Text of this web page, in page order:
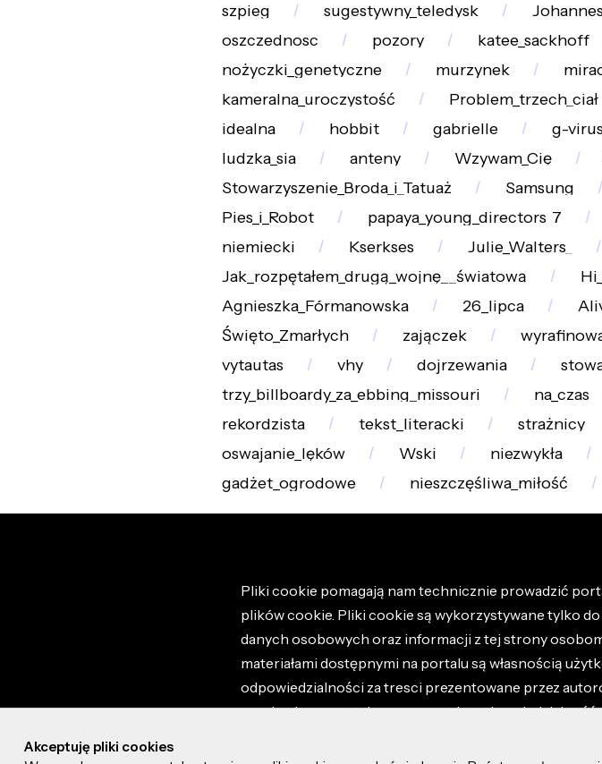
szpieg
sugestywny_teledysk
oszczednosc
pozory katee_sackhoff
nożyczki_genetyczne
murzynek
kameralna_uroczystość
Problem_trzech_ciał
idealna
hobbit gabrielle g-virus
ludzka_sia
anteny Wzywam_Cię
Stowarzyszenie_Broda_i_Tatuaż
Samsung
Pies_i_Robot
papaya_young_directors_7
niemiecki
Kserkses
Julie_Walters_
Jak_rozpętałem_drugą_wojnę__światową
Agnieszka_Fórmanowska
26_lipca
Święto_Zmarłych
zajączek
vytautas
vhy dojrzewania
trzy_billboardy_za_ebbing_missouri
na_czas
rekordzista
tekst_literacki strażnicy
oswajanie_lęków
Wski niezwykła
gadżet_ogrodowe
nieszczęśliwa_miłość
Pliki cookie pomagają nam technicznie prowadzić
plików cookie. Pliki cookie są wykorzystywane tylko
danych osobowych oraz informacji z tej strony
materiałami dostępnymi na portalu są własnością
odpowiedzialności za tresci prezentowane przez
regulaminem portalu oraz ponosisz odpowiedzialność
Akceptuję pliki cookies